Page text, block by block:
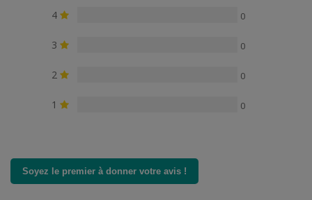
4 0
3 0
2 0
1 0
Soyez le premier à donner votre avis !